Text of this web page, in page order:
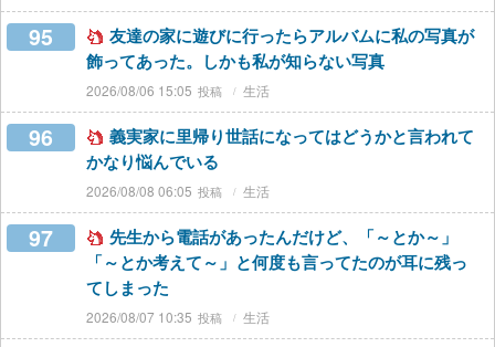
95
友達の家に遊びに行ったらアルバムに私の写真が
飾ってあった。しかも私が知らない写真
2026/08/06 15:05 生活
96
義実家に里帰り世話になってはどうかと言われて
かなり悩んでいる
2026/08/08 06:05 生活
97
先生から電話があったんだけど、「～とか～」
「～とか考えて～」と何度も言ってたのが耳に残っ
てしまった
2026/08/07 10:35 生活